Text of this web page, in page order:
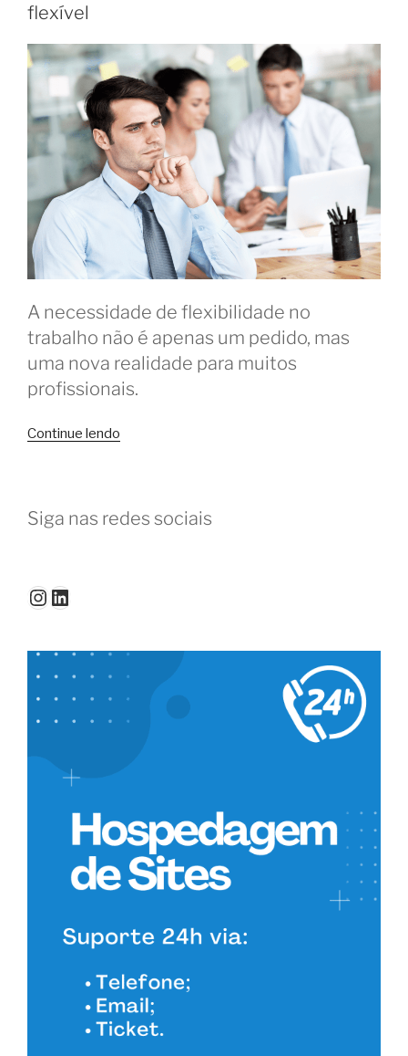
flexível
A necessidade de flexibilidade no
trabalho não é apenas um pedido, mas
uma nova realidade para muitos
profissionais.
Continue lendo
era
Siga nas redes sociais
Instagram
LinkedIn